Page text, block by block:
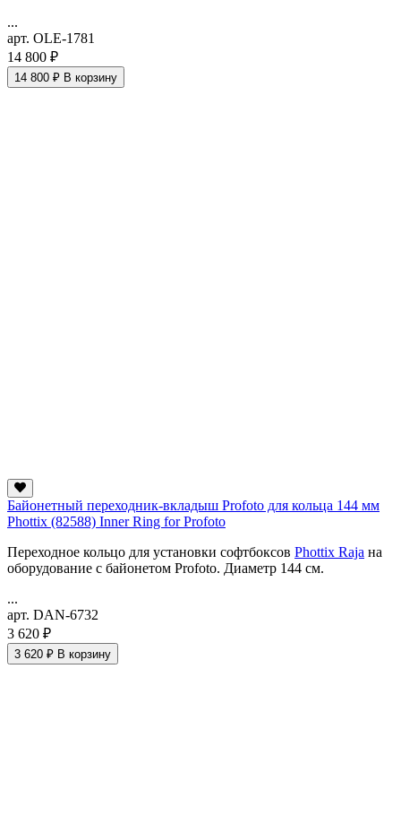
...
арт. OLE-1781
14 800 ₽
14 800 ₽ В корзину
Байонетный переходник-вкладыш Profoto для кольца 144 мм
Phottix (82588) Inner Ring for Profoto
Переходное кольцо для установки софтбоксов Phottix Raja на
оборудование с байонетом Profoto. Диаметр 144 см.
...
арт. DAN-6732
3 620 ₽
3 620 ₽ В корзину